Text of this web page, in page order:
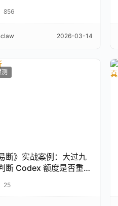
856
2026-03-14
断》实战案例：大过九
断 Codex 额度是否重
25